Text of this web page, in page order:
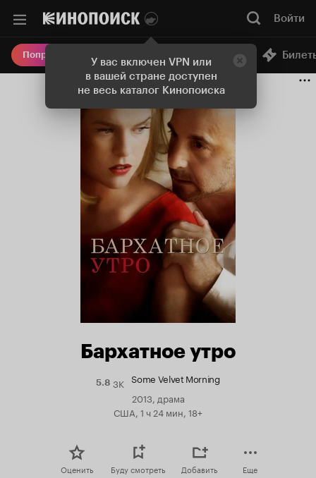
У вас включен VPN или
в вашей стране доступен
не весь каталог Кинопоиска
Войти
Попробовать Плюс Онлайн-кинотеатр
Бархатное утро
5.8Рейтинг
Кинопоиска
3K Some Velvet Morning
2013, драма
США, 1 ч 24 мин, 18+
Оценить Буду смотреть Добавить Еще